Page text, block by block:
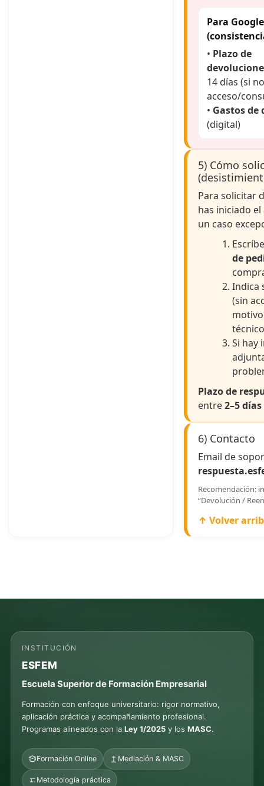
Para
• Plazo de
14 días (si
acceso/
• Gastos de
(digital)
5) Cómo
Para solicitar
has iniciado
un caso
de
Indica
(sin
Si hay
Plazo de
entre2–5
6) Contacto
Email de
Recomendación:
“Devolución /
↑ Volver
INSTITUCIÓN
ESFEM
Escuela Superior de Formación Empresarial
Formación con enfoque universitario: rigor normativo,
aplicación práctica y acompañamiento profesional.
Programas alineados con la Ley 1/2025 y los MASC.
Formación Online Mediación & MASC
Metodología práctica